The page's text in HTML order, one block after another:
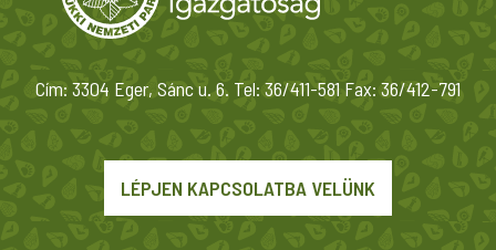
Cím: 3304 Eger, Sánc u. 6. Tel: 36/411-581 Fax: 36/412-791
LÉPJEN KAPCSOLATBA VELÜNK